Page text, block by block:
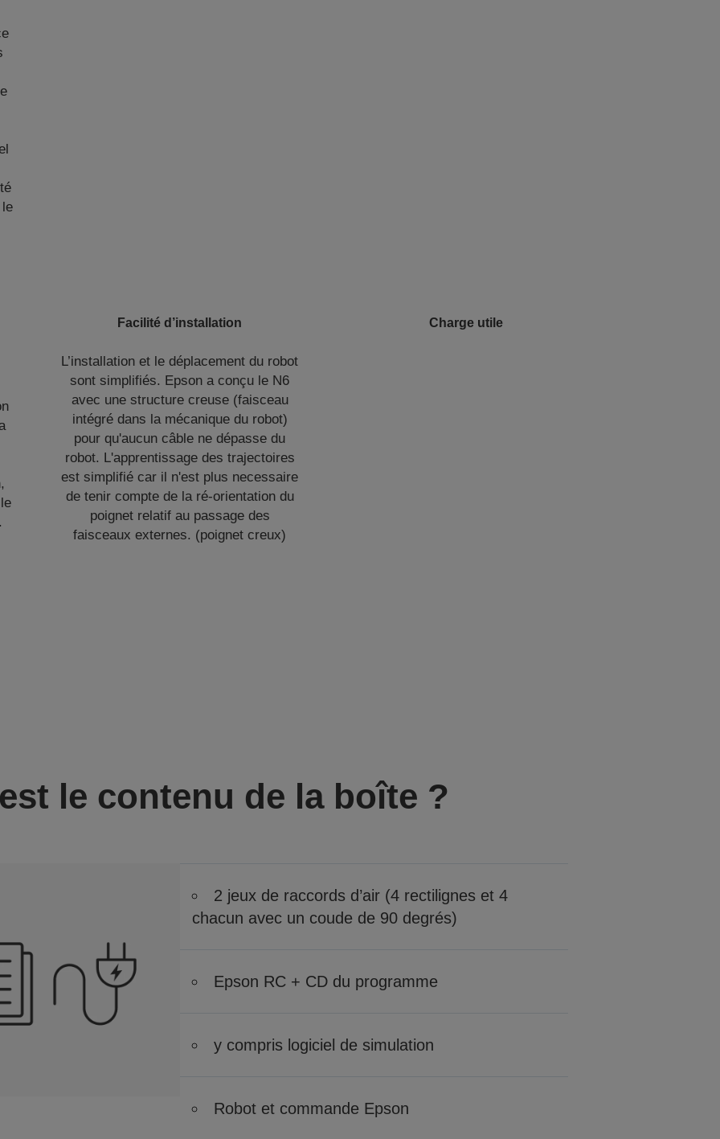
Facilité d’installation
L’installation et le déplacement du robot
sont simplifiés. Epson a conçu le N6
avec une structure creuse (faisceau
intégré dans la mécanique du robot)
pour qu'aucun câble ne dépasse du
robot. L'apprentissage des trajectoires
est simplifié car il n'est plus necessaire
de tenir compte de la ré-orientation du
poignet relatif au passage des
faisceaux externes. (poignet creux)
Charge utile
le contenu de la boîte ?
2 jeux de raccords d’air (4 rectilignes et 4
chacun avec un coude de 90 degrés)
Epson RC + CD du programme
y compris logiciel de simulation
Robot et commande Epson